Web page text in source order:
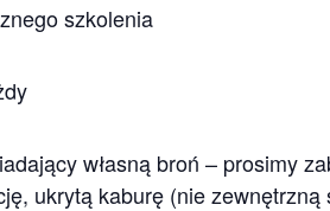
szkolenia
własną broń – prosimy
ukrytą kaburę (nie